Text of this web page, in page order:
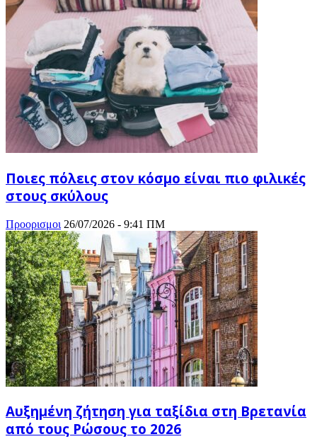
Ποιες πόλεις στον κόσμο είναι πιο φιλικές
στους σκύλους
Προορισμοι 26/07/2026 - 9:41 ΠΜ
Αυξημένη ζήτηση για ταξίδια στη Βρετανία
από τους Ρώσους το 2026